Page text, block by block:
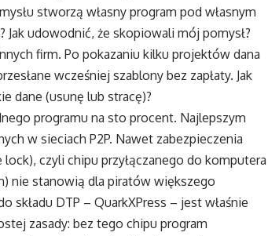
stworzą własny program pod własnym
udowodnić, że skopiowali mój pomysł?
firm. Po pokazaniu kilku projektów dana
wcześniej szablony bez zapłaty. Jak
dane (usunę lub stracę)?
programu na sto procent. Najlepszym
w sieciach P2P. Nawet zabezpieczenia
czyli chipu przyłączanego do komputera
nie stanowią dla piratów większego
składu DTP – QuarkXPress – jest właśnie
zasady: bez tego chipu program